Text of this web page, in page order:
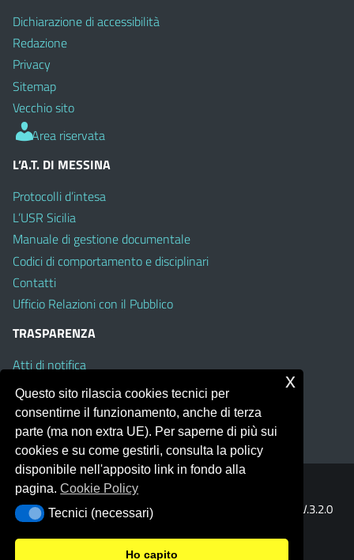
Dichiarazione di accessibilità
Redazione
Privacy
Sitemap
Vecchio sito
Area riservata
L’A.T. DI MESSINA
Protocolli d’intesa
L’USR Sicilia
Manuale di gestione documentale
Codici di comportamento e disciplinari
Contatti
Ufficio Relazioni con il Pubblico
TRASPARENZA
Atti di notifica
Albo on line
Amministrazione Trasparente
Obiettivi di Accessibilità
Portale realizzato con la piattaforma
Template Italia configurato sul tema accessibile
V.3.2.0
(Mizar)
Questo sito rilascia cookies tecnici per
consentirne il funzionamento, anche di terza
parte (ma non extra UE). Per saperne di più sui
cookies e su come gestirli, consulta la policy
disponibile nell'apposito link in fondo alla
pagina.Cookie Policy
Tecnici (necessari)
Tecnici (necessari)
Ho capito
x